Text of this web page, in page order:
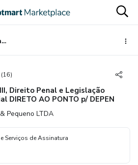
Bloco III, Direito Penal e Legislação Especial DIRETO AO PONTO p/ DEPEN
(16)
Direito Penal e Legislação
DIRETO AO PONTO p/ DEPEN
Pequeno LTDA
Serviços de Assinatura